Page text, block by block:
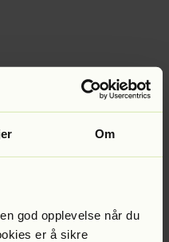
Om
god opplevelse når du
er å sikre